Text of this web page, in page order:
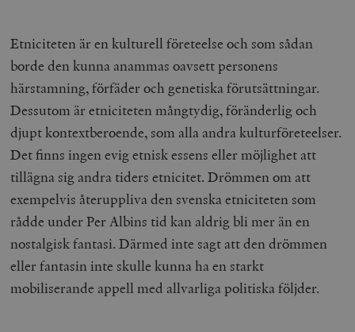
Etniciteten är en kulturell företeelse och som sådan
borde den kunna anammas oavsett personens
härstamning, förfäder och genetiska förutsättningar.
Dessutom är etniciteten mångtydig, föränderlig och
djupt kontextberoende, som alla andra kulturföreteelser.
Det finns ingen evig etnisk essens eller möjlighet att
tillägna sig andra tiders etnicitet. Drömmen om att
exempelvis återuppliva den svenska etniciteten som
rådde under Per Albins tid kan aldrig bli mer än en
nostalgisk fantasi. Därmed inte sagt att den drömmen
eller fantasin inte skulle kunna ha en starkt
mobiliserande appell med allvarliga politiska följder.